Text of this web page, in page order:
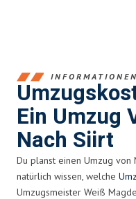
INFORMATIONEN
Ein Umzug
Nach Siirt
Du planst einen Umzug von
natürlich wissen, welche
Umzugsmeister Weiß